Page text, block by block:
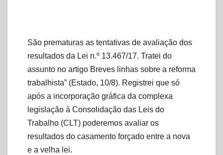
São prematuras as tentativas de avaliação dos
resultados da Lei n.º 13.467/17. Tratei do
assunto no artigo Breves linhas sobre a reforma
trabalhista” (Estado, 10/8). Registrei que só
após a incorporação gráfica da complexa
legislação à Consolidação das Leis do
Trabalho (CLT) poderemos avaliar os
resultados do casamento forçado entre a nova
e a velha lei.